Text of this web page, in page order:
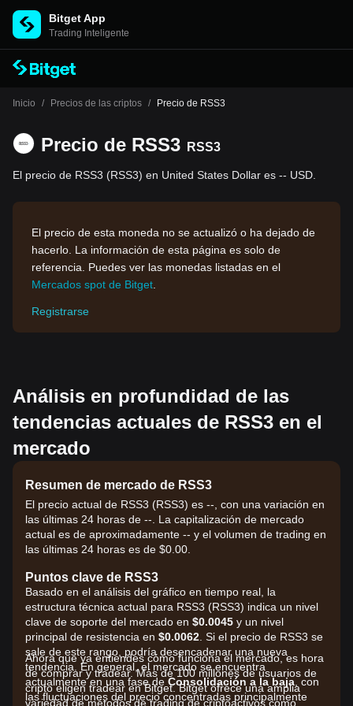
Bitget App
Trading Inteligente
Inicio / Precios de las criptos / Precio de RSS3
Precio de RSS3 RSS3
El precio de RSS3 (RSS3) en United States Dollar es -- USD.
El precio de esta moneda no se actualizó o ha dejado de
hacerlo. La información de esta página es solo de
referencia. Puedes ver las monedas listadas en el
Mercados spot de Bitget
Registrarse
Análisis en profundidad de las
tendencias actuales de RSS3 en el
mercado
Resumen de mercado de RSS3
El precio actual de RSS3 (RSS3) es --, con una variación en
las últimas 24 horas de --. La capitalización de mercado
actual es de aproximadamente -- y el volumen de trading en
las últimas 24 horas es de $0.00.
Puntos clave de RSS3
Basado en el análisis del gráfico en tiempo real, la
estructura técnica actual para RSS3 (RSS3) indica un nivel
clave de soporte del mercado en $0.0045 y un nivel
principal de resistencia en $0.0062 . Si el precio de RSS3 se
sale de este rango, podría desencadenar una nueva
tendencia. En general, el mercado se encuentra
actualmente en una fase de Consolidación a la baja , con
las fluctuaciones del precio concentradas principalmente
Ahora que ya entiendes cómo funciona el mercado, es hora
de comprar y tradear. Más de 100 millones de usuarios de
cripto eligen tradear en Bitget. Bitget ofrece una amplia
variedad de métodos de trading de criptoactivos como